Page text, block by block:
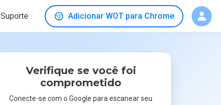
Suporte Adicionar WOT para Chrome
Verifique se você foi
comprometido
Conecte-se com o Google para escanear seu